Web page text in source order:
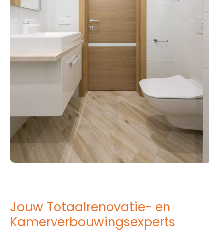
Jouw Totaalrenovatie- en
Kamerverbouwingsexperts